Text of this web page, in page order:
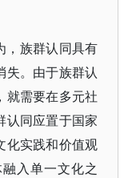
，族群认同具有
失。由于族群认
就需要在多元社
认同应置于国家
化实践和价值观
入单一文化之